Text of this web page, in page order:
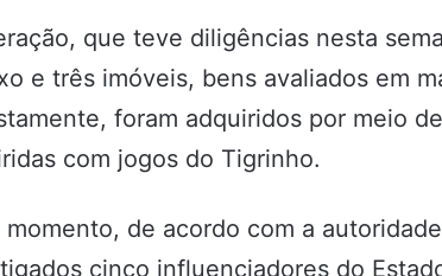
que teve diligências nesta
e três imóveis, bens avaliados em
foram adquiridos por meio
com jogos do Tigrinho.
momento, de acordo com a
cinco influenciadores do